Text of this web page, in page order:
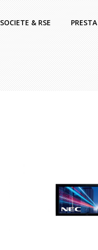
SOCIETE & RSE PRESTA